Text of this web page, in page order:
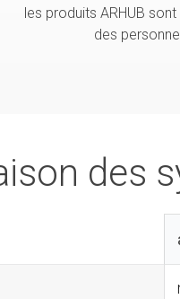
les produits ARHUB
des
des